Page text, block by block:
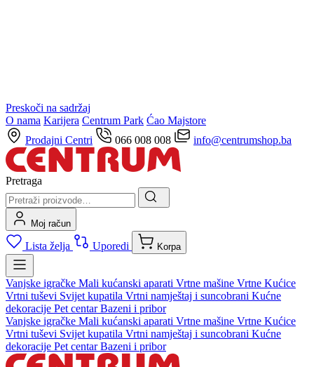
Preskoči na sadržaj
O nama Karijera Centrum Park Ćao Majstore
Prodajni Centri
066 008 008 info@centrumshop.ba
Pretraga
Moj račun
Lista želja Uporedi Korpa
Vanjske igračke Mali kućanski aparati Vrtne mašine Vrtne Kućice
Vrtni tuševi Svijet kupatila Vrtni namještaj i suncobrani Kućne
dekoracije Pet centarBazeni i pribor
Vanjske igračke Mali kućanski aparati Vrtne mašine Vrtne Kućice
Vrtni tuševi Svijet kupatila Vrtni namještaj i suncobrani Kućne
dekoracije Pet centarBazeni i pribor